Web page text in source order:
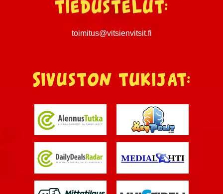
tiedustelut:
toimitus@vitsienvitsit.fi
Sivuston tukijat: